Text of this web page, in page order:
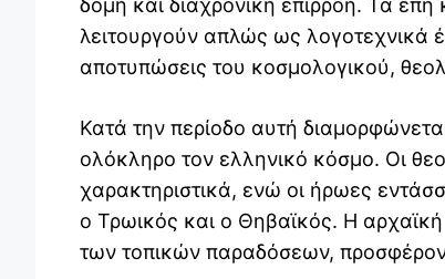
λειτουργούν απλώς ως λογοτεχνικά
αποτυπώσεις του κοσμολογικού,
Κατά την περίοδο αυτή
ολόκληρο τον ελληνικό κόσμο. Οι
χαρακτηριστικά, ενώ οι ήρωες
ο Τρωικός και ο Θηβαϊκός. Η αρχαϊκή
των τοπικών παραδόσεων,